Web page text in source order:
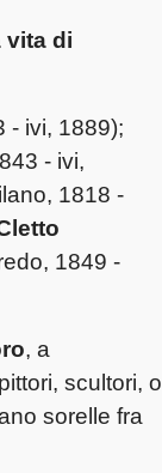
vita di
- ivi, 1889);
- ivi,
1818 -
1849 -
, a
scultori, o
sorelle fra